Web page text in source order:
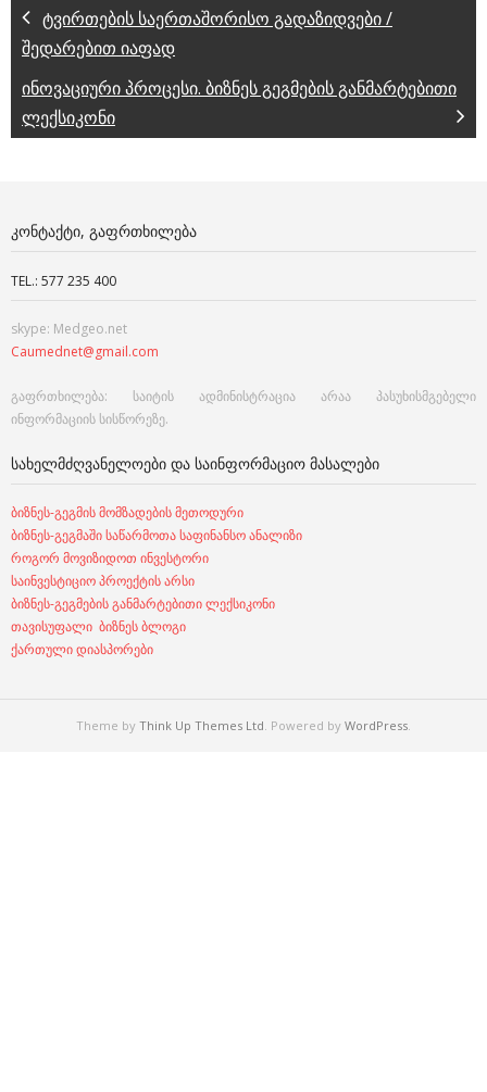
ტვირთების საერთაშორისო გადაზიდვები /
შედარებით იაფად
ინოვაციური პროცესი. ბიზნეს გეგმების განმარტებითი
ლექსიკონი
ᲙᲝᲜᲢᲐᲥᲢᲘ, ᲒᲐᲤᲠᲗᲮᲘᲚᲔᲑᲐ
TEL.: 577 235 400
skype: Medgeo.net
Caumednet@gmail.com
გაფრთხილება: საიტის ადმინისტრაცია არაა პასუხისმგებელი
ინფორმაციის სისწორეზე.
ᲡᲐᲮᲔᲚᲛᲫᲦᲕᲐᲜᲔᲚᲝᲔᲑᲘ ᲓᲐ ᲡᲐᲘᲜᲤᲝᲠᲛᲐᲪᲘᲝ ᲛᲐᲡᲐᲚᲔᲑᲘ
ბიზნეს-გეგმის მომზადების მეთოდური
ბიზნეს-გეგმაში საწარმოთა საფინანსო ანალიზი
როგორ მოვიზიდოთ ინვესტორი
საინვესტიციო პროექტის არსი
ბიზნეს-გეგმების განმარტებითი ლექსიკონი
თავისუფალი ბიზნეს ბლოგი
ქართული დიასპორები
Theme by Think Up Themes Ltd. Powered by WordPress.